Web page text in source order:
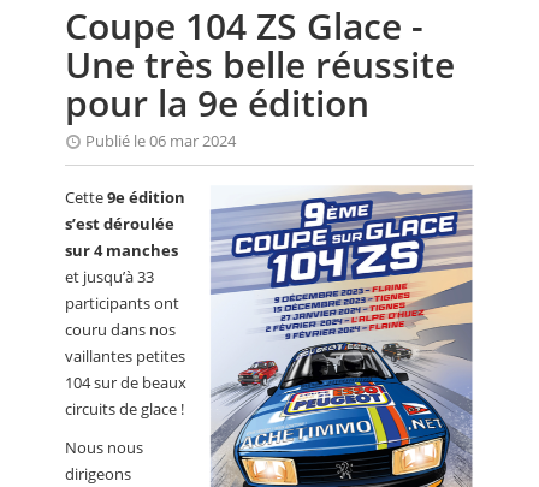
ANNUAIRES
PETITES ANNONCES
Coupe 104 ZS Glace -
Une très belle réussite
pour la 9e édition
Publié le 06 mar 2024
Cette9e édition
s’est déroulée
sur 4 manches
et jusqu’à 33
participants ont
couru dans nos
vaillantes petites
104 sur de beaux
circuits de glace !
Nous nous
dirigeons